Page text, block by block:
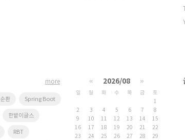
순환 Spring Boot
한밭이글스
RBT
more « 2026/08 »
일 월 화 수 목 금
토
1
2
3 4 5 6 7
8
9
10 11 12 13 14
15
16
17 18 19 20 21
22
23
24 25 26 27 28
29